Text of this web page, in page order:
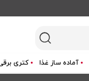
آماده ساز غذا کتری